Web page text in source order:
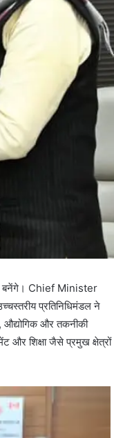
बनेंगे। Chief Minister
प्रतिनिधिमंडल ने
औद्योगिक और तकनीकी
और शिक्षा जैसे प्रमुख क्षेत्रों